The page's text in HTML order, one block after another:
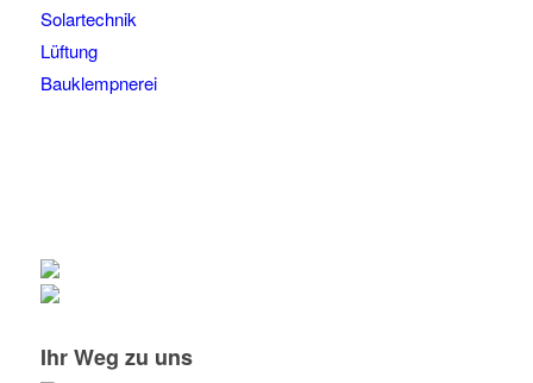
Solartechnik
Lüftung
Bauklempnerei
Ihr Weg zu uns